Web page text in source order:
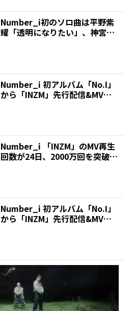
Number_i初のソロ曲は平野紫
耀「透明になりたい」、神宮寺
Number_i 初アルバム「No.I」
から「INZM」先行配信&MV公
Number_i 「INZM」のMV再生
回数が24日、2000万回を突破 |
Number_i 初アルバム「No.I」
から「INZM」先行配信&MV公